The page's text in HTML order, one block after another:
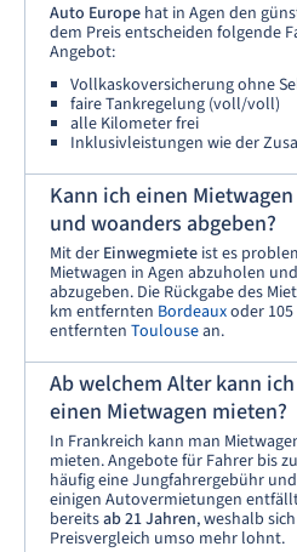
Auto Europe hat in Agen den
dem Preis entscheiden folgende
Angebot:
Vollkaskoversicherung ohne
faire Tankregelung (voll/voll)
alle Kilometer frei
Inklusivleistungen wie der
Kann ich einen
und woanders abgeben?
Mit der Einwegmiete ist es
Mietwagen in Agen abzuholen
abzugeben. Die Rückgabe des
km entfernten Bordeauxoder
entfernten Toulousean.
Ab welchem Alter kann
einen Mietwagen mieten?
In Frankreich kann man
mieten. Angebote für Fahrer bis zu
häufig eine Jungfahrergebühr
einigen Autovermietungen
bereitsab 21 Jahren, weshalb
Preisvergleich umso mehr lohnt.